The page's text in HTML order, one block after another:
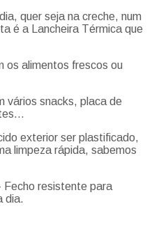
quer seja na creche, num
é a Lancheira Térmica que
os alimentos frescos ou
vários snacks, placa de
exterior ser plastificado,
limpeza rápida, sabemos
Fecho resistente para
dia.